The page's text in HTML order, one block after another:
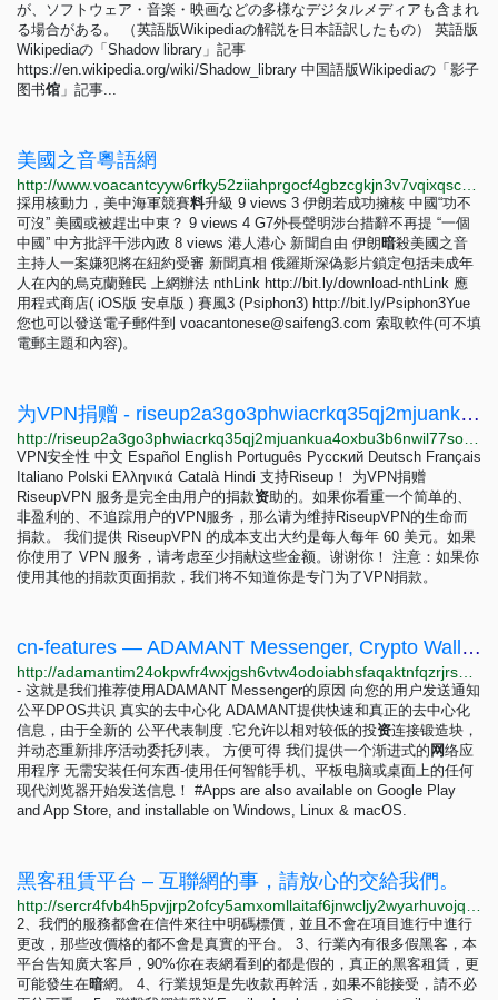
が、ソフトウェア・音楽・映画などの多様なデジタルメディアも含まれ
る場合がある。 （英語版Wikipediaの解説を日本語訳したもの） 英語版
Wikipediaの「Shadow library」記事
https://en.wikipedia.org/wiki/Shadow_library 中国語版Wikipediaの「影子
图书馆 」記事...
美國之音粵語網
採用核動力，美中海軍競賽料升級 9 views 3 伊朗若成功擁核 中國“功不
可沒” 美國或被趕出中東？ 9 views 4 G7外長聲明涉台措辭不再提 “一個
中國” 中方批評干涉內政 8 views 港人港心 新聞自由 伊朗暗殺美國之音
主持人一案嫌犯將在紐約受審 新聞真相 俄羅斯深偽影片鎖定包括未成年
人在內的烏克蘭難民 上網辦法 nthLink http://bit.ly/download-nthLink 應
用程式商店( iOS版 安卓版 ) 賽風3 (Psiphon3) http://bit.ly/Psiphon3Yue
您也可以發送電子郵件到 voacantonese@saifeng3.com 索取軟件(可不填
電郵主題和內容)。
为VPN捐赠 - riseup2a3go3phwiacrkq35qj2mjuankua4oxbu3b6nwil77soa5k6qd.onion
VPN安全性 中文 Español English Português Pyccĸий Deutsch Français
Italiano Polski Ελληνικά Català Hindi 支持Riseup！ 为VPN捐赠
RiseupVPN 服务是完全由用户的捐款资助的。如果你看重一个简单的、
非盈利的、不追踪用户的VPN服务，那么请为维持RiseupVPN的生命而
捐款。 我们提供 RiseupVPN 的成本支出大约是每人每年 60 美元。如果
你使用了 VPN 服务，请考虑至少捐献这些金额。谢谢你！ 注意：如果你
使用其他的捐款页面捐款，我们将不知道你是专门为了VPN捐款。
cn-features — ADAMANT Messenger, Crypto Wallet & Exchange
- 这就是我们推荐使用ADAMANT Messenger的原因 向您的用户发送通知
公平DPOS共识 真实的去中心化 ADAMANT提供快速和真正的去中心化
信息，由于全新的 公平代表制度 .它允许以相对较低的投资连接锻造块，
并动态重新排序活动委托列表。 方便可得 我们提供一个渐进式的 网络应
用程序 无需安装任何东西-使用任何智能手机、平板电脑或桌面上的任何
现代浏览器开始发送信息！ #Apps are also available on Google Play
and App Store, and installable on Windows, Linux & macOS.
黑客租賃平台 – 互聯網的事，請放心的交給我們。
2、我們的服務都會在信件來往中明碼標價，並且不會在項目進行中進行
更改，那些改價格的都不會是真實的平台。 3、行業內有很多假黑客，本
平台告知廣大客戶，90%你在表網看到的都是假的，真正的黑客租賃，更
可能發生在暗網。 4、行業規矩是先收款再幹活，如果不能接受，請不必